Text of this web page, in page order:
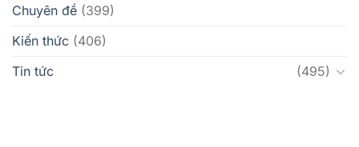
Chuyên đề (399)
Kiến thức (406)
Tin tức
(495)